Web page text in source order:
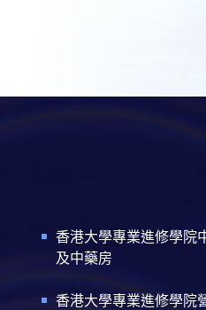
香港大學專業進修學院
及中藥房
香港大學專業進修學院